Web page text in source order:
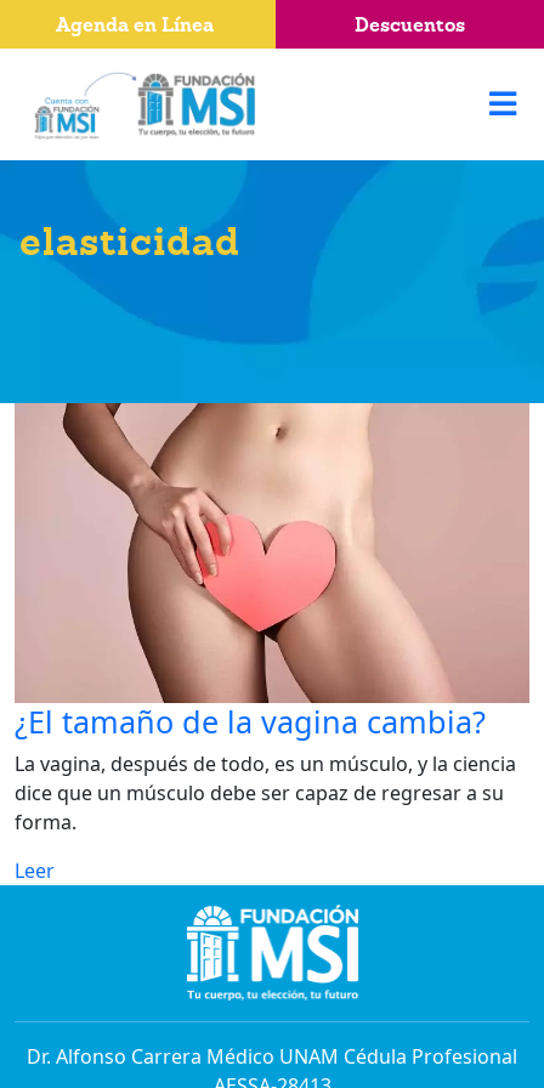
elasticidad
¿El tamaño de la vagina cambia?
La vagina, después de todo, es un músculo, y la ciencia
dice que un músculo debe ser capaz de regresar a su
forma.
Leer
Dr. Alfonso Carrera Médico UNAM Cédula Profesional
Agenda en Línea Descuentos